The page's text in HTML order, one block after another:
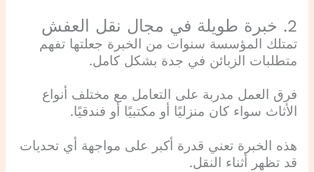
2. خبرة طويلة في مجال نقل العفش
تمتلك المؤسسة سنوات من الخبرة جعلتها تفهم
متطلبات الزبائن في جدة بشكل كامل.
فرق العمل مدربة على التعامل مع مختلف أنواع
الأثاث سواء كان منزليًا أو مكتبيًا أو فندقيًا.
هذه الخبرة تعني قدرة أكبر على مواجهة أي تحديات
قد تظهر أثناء النقل.